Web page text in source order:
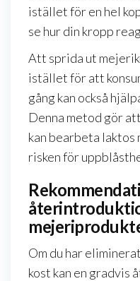
istället för en hel
se hur din kropp
Att sprida ut
istället för att
gång kan också
Denna metod gör
kan bearbeta
risken för
Om du har
kost kan en gradvis